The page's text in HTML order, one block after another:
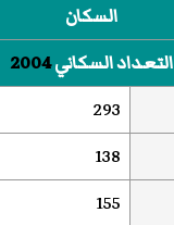
السكان
التعداد السكاني2004
293
138
155